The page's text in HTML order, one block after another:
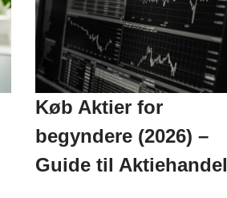
Køb Aktier for
begyndere (2026) –
Guide til Aktiehandel